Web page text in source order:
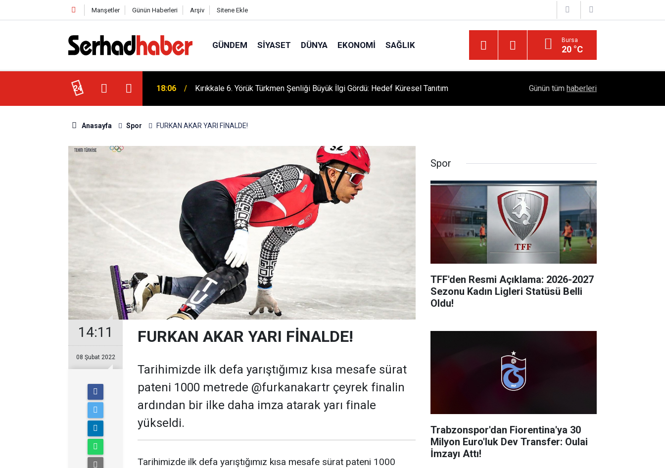
Manşetler Günün Haberleri Arşiv Sitene Ekle
GÜNDEM SIYASET DÜNYA EKONOMI SAĞLIK Bursa
20 °C
24
Ayhan Bayram’dan Davut Tatar’a Ziyaret 18:06 Kırıkkale 6. Yörük Türkmen Şenliği Büyük İlgi Gördü: Hedef Küresel Tanıtım
Öngörüyor?
Günün tüm haberleri
Anasayfa Spor FURKAN AKAR YARI FİNALDE!
14:11
08 Şubat 2022
FURKAN AKAR YARI FİNALDE!
Tarihimizde ilk defa yarıştığımız kısa mesafe sürat
pateni 1000 metrede @furkanakartr çeyrek finalin
ardından bir ilke daha imza atarak yarı finale
yükseldi.
Tarihimizde ilk defa yarıştığımız kısa mesafe sürat pateni 1000
Spor
TFF'den Resmi Açıklama: 2026-2027
Sezonu Kadın Ligleri Statüsü Belli
Oldu!
Trabzonspor'dan Fiorentina'ya 30
Milyon Euro'luk Dev Transfer: Oulai
İmzayı Attı!